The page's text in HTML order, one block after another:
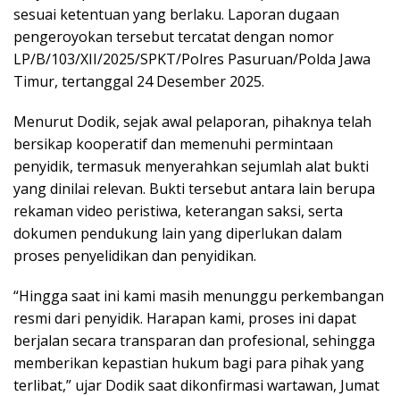
sesuai ketentuan yang berlaku. Laporan dugaan
pengeroyokan tersebut tercatat dengan nomor
LP/B/103/XII/2025/SPKT/Polres Pasuruan/Polda Jawa
Timur, tertanggal 24 Desember 2025.
Menurut Dodik, sejak awal pelaporan, pihaknya telah
bersikap kooperatif dan memenuhi permintaan
penyidik, termasuk menyerahkan sejumlah alat bukti
yang dinilai relevan. Bukti tersebut antara lain berupa
rekaman video peristiwa, keterangan saksi, serta
dokumen pendukung lain yang diperlukan dalam
proses penyelidikan dan penyidikan.
“Hingga saat ini kami masih menunggu perkembangan
resmi dari penyidik. Harapan kami, proses ini dapat
berjalan secara transparan dan profesional, sehingga
memberikan kepastian hukum bagi para pihak yang
terlibat,” ujar Dodik saat dikonfirmasi wartawan, Jumat